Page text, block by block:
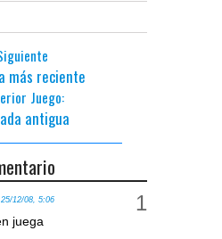
más reciente
Juego:
antigua
25/12/08, 5:06
juega